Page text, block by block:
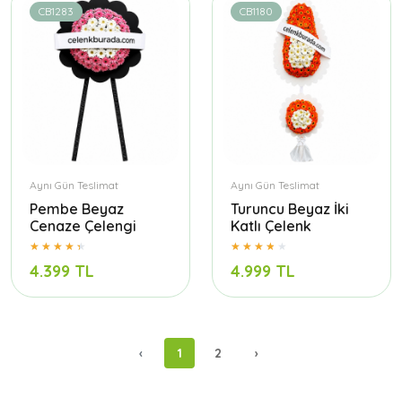
CB1283
Aynı Gün Teslimat
Pembe Beyaz
Cenaze Çelengi
4.399 TL
CB1180
Aynı Gün Teslimat
Turuncu Beyaz İki
Katlı Çelenk
4.999 TL
‹ 1 2 ›